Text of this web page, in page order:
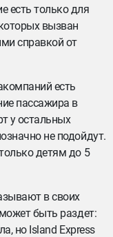
есть только для
вызван
справкой от
есть
пассажира в
у остальных
не подойдут.
детям до 5
в своих
быть раздет:
но Island Express